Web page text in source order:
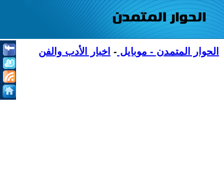
الحوار المتمدن - موبايل - اخبار الأدب والفن